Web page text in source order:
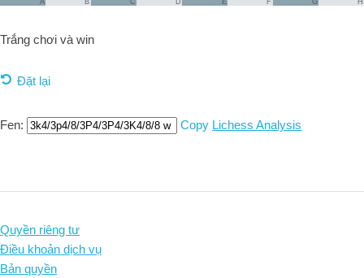
A B C D E F G H
Trắng chơi và win
Đặt lại
Fen: Copy Lichess Analysis
Quyền riêng tư
Điều khoản dịch vụ
Bản quyền